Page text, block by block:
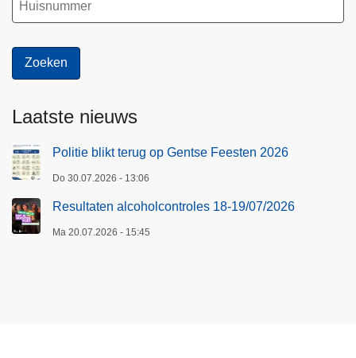
Laatste nieuws
Politie blikt terug op Gentse Feesten 2026
Do 30.07.2026 - 13:06
Resultaten alcoholcontroles 18-19/07/2026
Ma 20.07.2026 - 15:45